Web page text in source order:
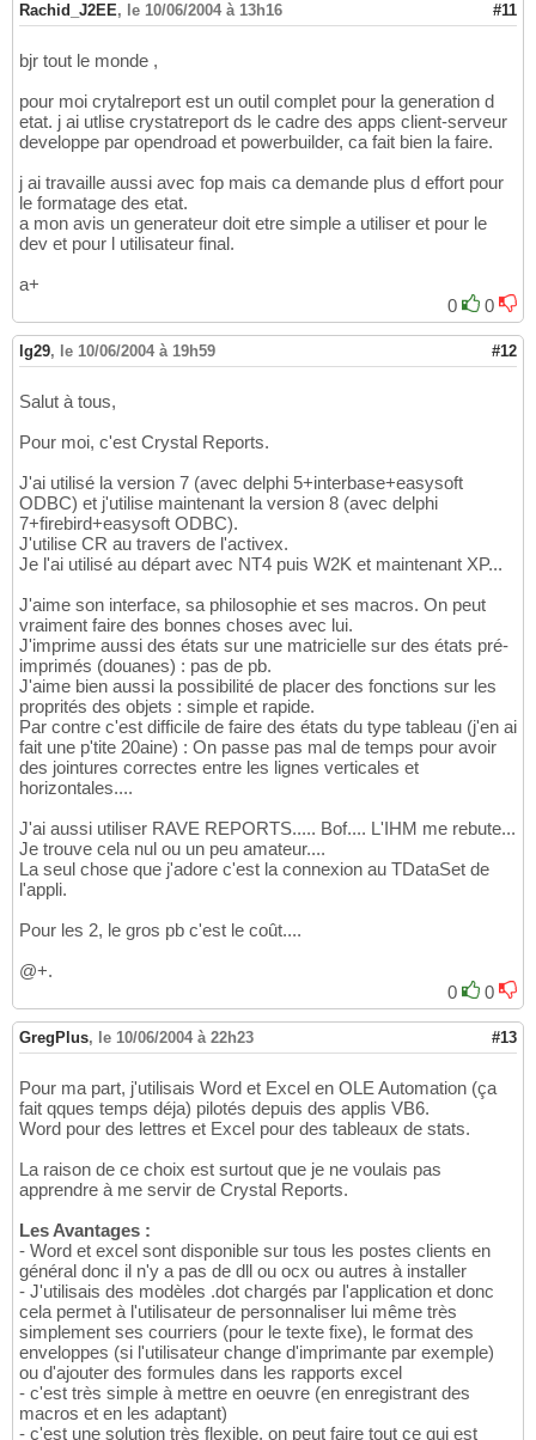
Rachid_J2EE, le 10/06/2004 à 13h16 #11
bjr tout le monde ,
pour moi crytalreport est un outil complet pour la generation d
etat. j ai utlise crystatreport ds le cadre des apps client-serveur
developpe par opendroad et powerbuilder, ca fait bien la faire.
j ai travaille aussi avec fop mais ca demande plus d effort pour
le formatage des etat.
a mon avis un generateur doit etre simple a utiliser et pour le
dev et pour l utilisateur final.
a+
0
0
lg29, le 10/06/2004 à 19h59 #12
Salut à tous,
Pour moi, c'est Crystal Reports.
J'ai utilisé la version 7 (avec delphi 5+interbase+easysoft
ODBC) et j'utilise maintenant la version 8 (avec delphi
7+firebird+easysoft ODBC).
J'utilise CR au travers de l'activex.
Je l'ai utilisé au départ avec NT4 puis W2K et maintenant XP...
J'aime son interface, sa philosophie et ses macros. On peut
vraiment faire des bonnes choses avec lui.
J'imprime aussi des états sur une matricielle sur des états pré-
imprimés (douanes) : pas de pb.
J'aime bien aussi la possibilité de placer des fonctions sur les
proprités des objets : simple et rapide.
Par contre c'est difficile de faire des états du type tableau (j'en ai
fait une p'tite 20aine) : On passe pas mal de temps pour avoir
des jointures correctes entre les lignes verticales et
horizontales....
J'ai aussi utiliser RAVE REPORTS..... Bof.... L'IHM me rebute...
Je trouve cela nul ou un peu amateur....
La seul chose que j'adore c'est la connexion au TDataSet de
l'appli.
Pour les 2, le gros pb c'est le coût....
@+.
0
0
GregPlus, le 10/06/2004 à 22h23 #13
Pour ma part, j'utilisais Word et Excel en OLE Automation (ça
fait qques temps déja) pilotés depuis des applis VB6.
Word pour des lettres et Excel pour des tableaux de stats.
La raison de ce choix est surtout que je ne voulais pas
apprendre à me servir de Crystal Reports.
Les Avantages :
- Word et excel sont disponible sur tous les postes clients en
général donc il n'y a pas de dll ou ocx ou autres à installer
- J'utilisais des modèles .dot chargés par l'application et donc
cela permet à l'utilisateur de personnaliser lui même très
simplement ses courriers (pour le texte fixe), le format des
enveloppes (si l'utilisateur change d'imprimante par exemple)
ou d'ajouter des formules dans les rapports excel
- c'est très simple à mettre en oeuvre (en enregistrant des
macros et en les adaptant)
- c'est une solution très flexible, on peut faire tout ce qui est